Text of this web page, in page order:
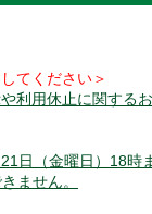
てください＞
利用休止に関する
日（金曜日）18時
ません。